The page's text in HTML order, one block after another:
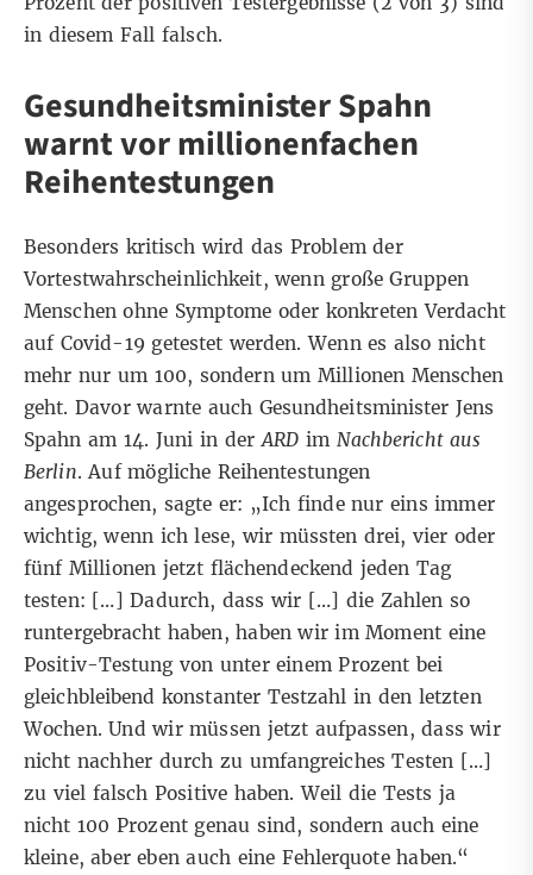
in diesem Fall falsch.
Gesundheitsminister Spahn
warnt vor millionenfachen
Reihentestungen
Besonders kritisch wird das Problem der
Vortestwahrscheinlichkeit, wenn große Gruppen
Menschen ohne Symptome oder konkreten Verdacht
auf Covid-19 getestet werden. Wenn es also nicht
mehr nur um 100, sondern um Millionen Menschen
geht. Davor warnte auch Gesundheitsminister Jens
Spahn am 14. Juni in der ARD im Nachbericht aus
Berlin. Auf mögliche Reihentestungen
angesprochen, sagte er: „Ich finde nur eins immer
wichtig, wenn ich lese, wir müssten drei, vier oder
fünf Millionen jetzt flächendeckend jeden Tag
testen: […] Dadurch, dass wir […] die Zahlen so
runtergebracht haben, haben wir im Moment eine
Positiv-Testung von unter einem Prozent bei
gleichbleibend konstanter Testzahl in den letzten
Wochen. Und wir müssen jetzt aufpassen, dass wir
nicht nachher durch zu umfangreiches Testen […]
zu viel falsch Positive haben. Weil die Tests ja
nicht 100 Prozent genau sind, sondern auch eine
kleine, aber eben auch eine Fehlerquote haben.“